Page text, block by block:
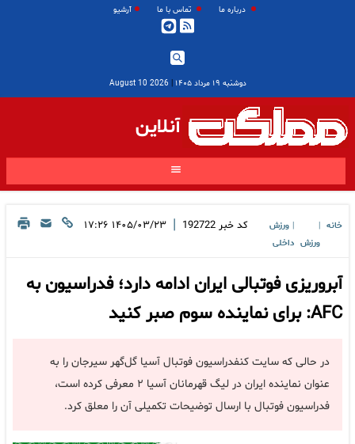
درباره ما تماس با ما آرشیو
دوشنبه ۱۹ مرداد ۱۴۰۵ |
2026 August 10
آنلاین
خانه
ورزش
ورزش
داخلی
کد خبر 192722
| ۱۴۰۵/۰۳/۲۳ ۱۷:۲۶
آبروریزی فوتبالی ایران ادامه دارد؛ فدراسیون به
AFC: برای نماینده سوم صبر کنید
در حالی که سایت کنفدراسیون فوتبال آسیا گل‌گهر سیرجان را به
عنوان نماینده ایران در لیگ قهرمانان آسیا ۲ معرفی کرده است،
فدراسیون فوتبال با ارسال توضیحات تکمیلی آن را معلق کرد.